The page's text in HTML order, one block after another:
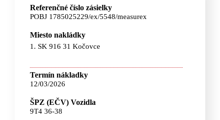
Referenčné číslo zásielky
POBJ 1785025229/ex/5548/measurex
Miesto nakládky
1. SK 916 31 Kočovce
Termín nákladky
12/03/2026
ŠPZ (EČV) Vozidla
9T4 36-38